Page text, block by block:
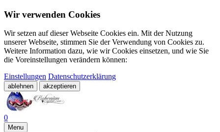
Wir verwenden Cookies
Wir setzen auf dieser Webseite Cookies ein. Mit der Nutzung
unserer Webseite, stimmen Sie der Verwendung von Cookies zu.
Weitere Information dazu, wie wir Cookies einsetzen, und wie Sie
die Voreinstellungen verändern können:
Einstellungen Datenschutzerklärung
ablehnen akzeptieren
0
Menu